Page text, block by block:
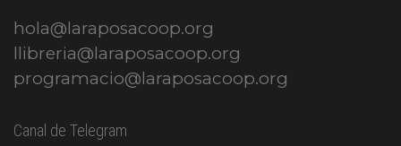
hola@laraposacoop.org
llibreria@laraposacoop.org
programacio@laraposacoop.org
Canal de Telegram